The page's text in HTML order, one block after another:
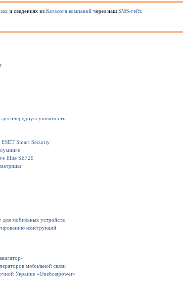
и сведениях из Каталога компаний через наш SMS-гейт.
очередную уязвимость
Smart Security
Elite SE720
для мобильных устройств
конструкций
мобильной связи
Украине «Onehostpower»